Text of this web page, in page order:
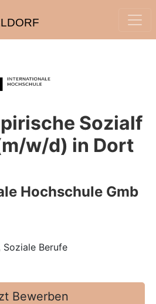
Sozialf
w/d) in Dort
Hochschule Gmb
Soziale Berufe
Bewerben